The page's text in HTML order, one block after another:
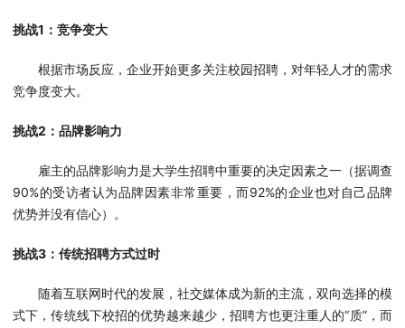
挑战1：竞争变大
根据市场反应，企业开始更多关注校园招聘，对年轻人才的需求
竞争度变大。
挑战2：品牌影响力
雇主的品牌影响力是大学生招聘中重要的决定因素之一（据调查
90%的受访者认为品牌因素非常重要，而92%的企业也对自己品牌
优势并没有信心）。
挑战3：传统招聘方式过时
随着互联网时代的发展，社交媒体成为新的主流，双向选择的模
式下，传统线下校招的优势越来越少，招聘方也更注重人的“质”，而